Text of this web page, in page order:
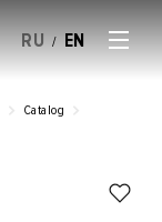
RU / EN
Catalog